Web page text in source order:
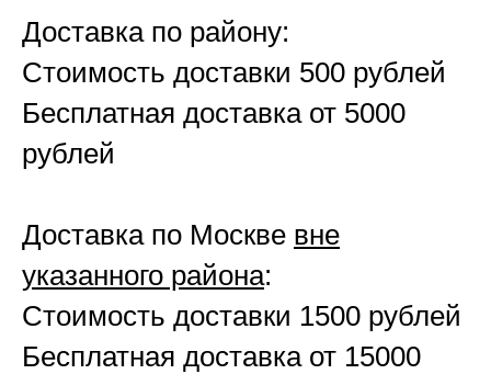
Доставка по району:
Стоимость доставки 500 рублей
Бесплатная доставка от 5000
рублей
Доставка по Москве вне
указанного района:
Стоимость доставки 1500 рублей
Бесплатная доставка от 15000